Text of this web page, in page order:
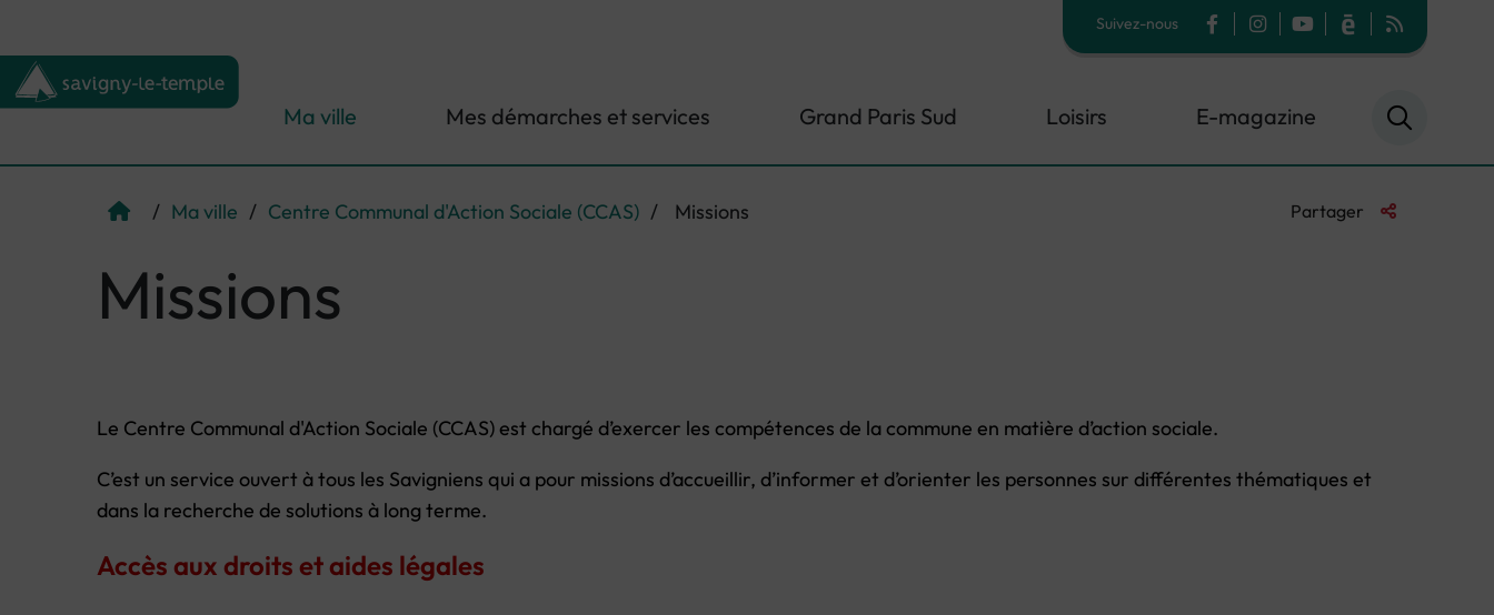
Retour à l'accueil
Suivez-nous FacebookInstagram
YouTubeCalaméoFlux RSS
Ma ville Mes démarches et services Grand Paris Sud Loisirs E-magazine
Page d'accueil du site
/ Ma ville / Centre Communal d'Action Sociale (CCAS) / Missions Partager Liste des liens
Missions
Le Centre Communal d'Action Sociale (CCAS) est chargé d’exercer les compétences de la commune en matière d’action sociale.
C’est un service ouvert à tous les Savigniens qui a pour missions d’accueillir, d’informer et d’orienter les personnes sur différentes thématiques et
dans la recherche de solutions à long terme.
Accès aux droits et aides légales